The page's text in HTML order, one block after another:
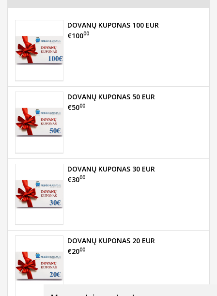
DOVANŲ KUPONAS 100 EUR
€10000
DOVANŲ KUPONAS 50 EUR
€5000
DOVANŲ KUPONAS 30 EUR
€3000
DOVANŲ KUPONAS 20 EUR
€2000